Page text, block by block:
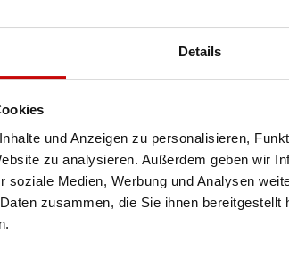
Details
und Anzeigen zu personalisieren,
zu analysieren. Außerdem geben wir
soziale Medien, Werbung und Analysen
zusammen, die Sie ihnen
in Krakau in der Na Załęczu 1D Straße
REGON 356347222 als Dienstleister,
die in den Formularen eingegebenen